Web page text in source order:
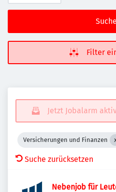
Filter
Jetzt Jobalarm
Versicherungen und Finanzen
Suche zurücksetzen
Nebenjob für